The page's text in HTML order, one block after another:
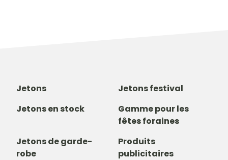
Jetons
Jetons festival
Jetons en stock
Gamme pour les
fêtes foraines
Jetons de garde-
robe
Produits
publicitaires